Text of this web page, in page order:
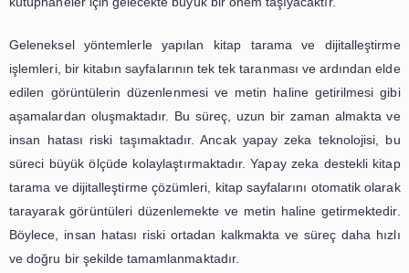
bu alandaki gelişmeleri, kültürel mirasımızın korunması
nesillere aktarılması açısından büyük bir adım olmaktadır.
Yapay Zeka ile Kitap Tarama ve
Dijitalleştirme: Kütüphanelerin
Geleceği